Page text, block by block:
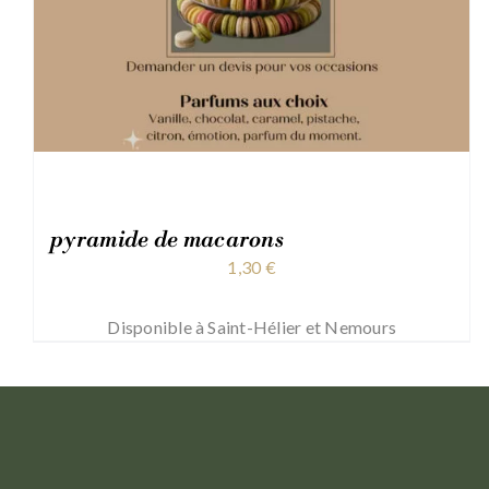
pyramide de macarons
1,30 €
Disponible à Saint-Hélier et Nemours